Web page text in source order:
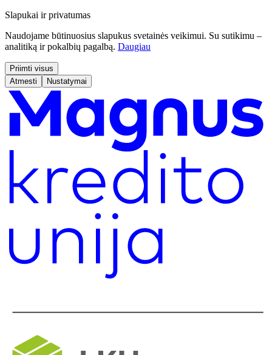
Slapukai ir privatumas
Naudojame būtinuosius slapukus svetainės veikimui. Su sutikimu –
analitiką ir pokalbių pagalbą. Daugiau
Priimti visus
Atmesti
Nustatymai